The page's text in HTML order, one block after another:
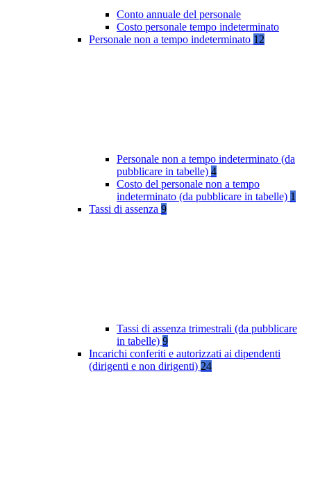
Conto annuale del personale
Costo personale tempo indeterminato
Personale non a tempo indeterminato 12
Personale non a tempo indeterminato (da
pubblicare in tabelle) 4
Costo del personale non a tempo
indeterminato (da pubblicare in tabelle) 1
Tassi di assenza 9
Tassi di assenza trimestrali (da pubblicare
in tabelle) 9
Incarichi conferiti e autorizzati ai dipendenti
(dirigenti e non dirigenti) 24